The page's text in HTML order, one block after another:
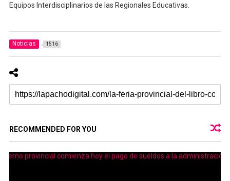
Equipos Interdisciplinarios de las Regionales Educativas.
Noticias 1516
RECOMMENDED FOR YOU